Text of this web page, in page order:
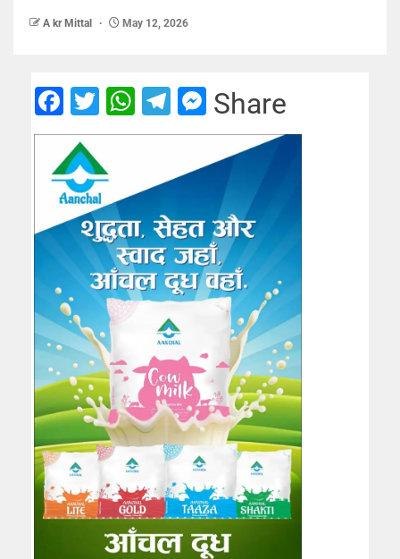
A kr Mittal May 12, 2026
Facebook
TwitterWhatsApp
Telegram
Messenger
Share